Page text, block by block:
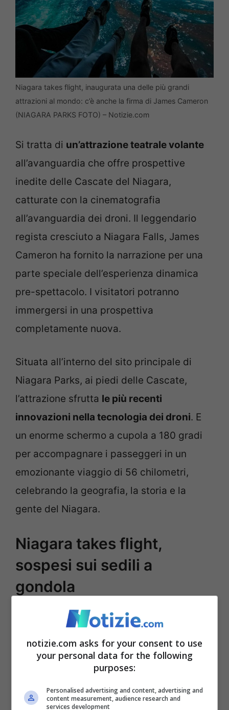
Niagara takes flight, inaugurata una delle più grandi
attrazioni al mondo: c’è anche la firma di James Cameron
(NIAGARA PARKS FOTO) – Notizie.com
Si tratta di un’attrazione teatrale volante
all’avanguardia che offre prospettive
inedite delle Cascate del Niagara,
catturate con la cinematografia
all’avanguardia dei droni. Il leggendario
regista cresciuto a Niagara Falls, James
Cameron ha fornito la narrazione per una
parte speciale dell’esperienza dinamica
pre-spettacolo. I visitatori potranno
immergersi in una prospettiva
completamente nuova.
Situata all’interno del sito principale di
Niagara Parks, ai piedi delle Cascate,
l’attrazione sfrutta le più recenti
innovazioni nella tecnologia dei droni. E
un enorme schermo a cupola a 180 gradi
per accompagnare i passeggeri in un
emozionante viaggio di 56 chilometri,
celebrando la geografia, la storia e la
gente del Niagara.
Niagara takes flight,
sospesi sui sedili a
gondola
Girato nell’arco di sei mesi utilizzando
takes flight permette agli ospiti di
ammirare le emozionanti attrazioni del
Niagara da una prospettiva che non
notizie.com asks for your consent to use
your personal data for the following
purposes:
Personalised advertising and content, advertising and
content measurement, audience research and
services development